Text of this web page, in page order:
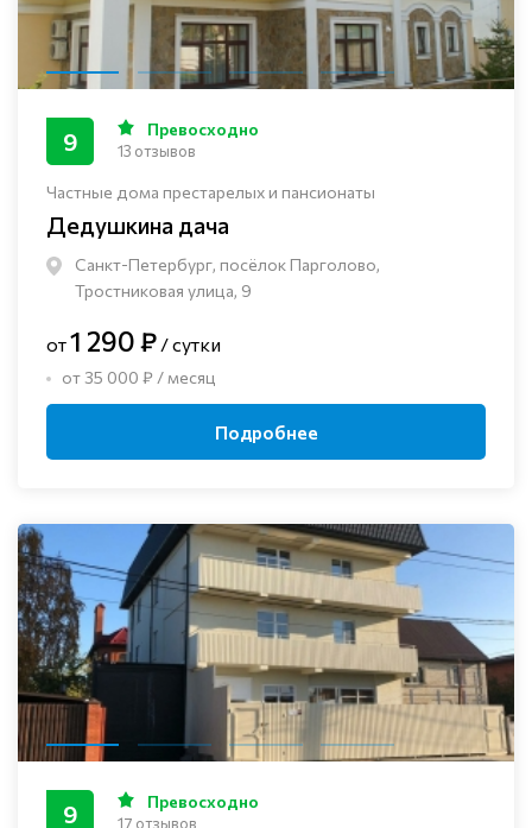
Частные дома престарелых и пансионаты
Дедушкина дача
Санкт-Петербург, посёлок Парголово,
Тростниковая улица, 9
9 Превосходно
13 отзывов
от1 290 ₽ / сутки
от 35 000 ₽ / месяц
Подробнее
9 Превосходно
17 отзывов